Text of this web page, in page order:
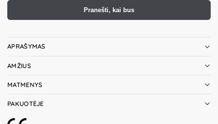
Pranešti, kai bus
APRAŠYMAS
AMŽIUS
MATMENYS
PAKUOTĖJE